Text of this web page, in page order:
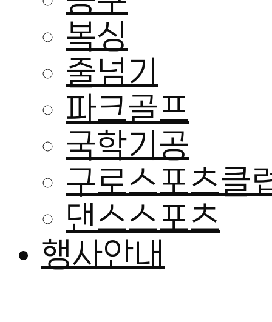
복싱
줄넘기
파크골프
국학기공
구로스포츠클
댄스스포츠
행사안내